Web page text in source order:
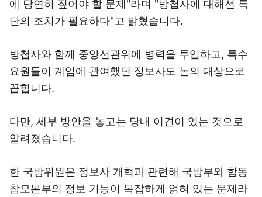
에 당연히 짚어야 할 문제"라며 "방첩사에 대해선 특
단의 조치가 필요하다"고 밝혔습니다.
방첩사와 함께 중앙선관위에 병력을 투입하고, 특수
요원들이 계엄에 관여했던 정보사도 논의 대상으로
꼽힙니다.
다만, 세부 방안을 놓고는 당내 이견이 있는 것으로
알려졌습니다.
한 국방위원은 정보사 개혁과 관련해 국방부와 합동
참모본부의 정보 기능이 복잡하게 얽혀 있는 문제라